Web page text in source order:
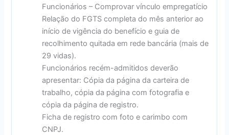
Funcionários – Comprovar vínculo empregatício
Relação do FGTS completa do mês anterior ao
início de vigência do benefício e guia de
recolhimento quitada em rede bancária (mais de
29 vidas).
Funcionários recém-admitidos deverão
apresentar: Cópia da página da carteira de
trabalho, cópia da página com fotografia e
cópia da página de registro.
Ficha de registro com foto e carimbo com
CNPJ.